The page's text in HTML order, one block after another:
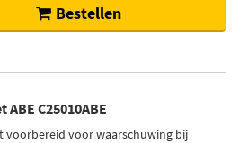
Bestellen
C25010ABE
voorbereid voor waarschuwing bij